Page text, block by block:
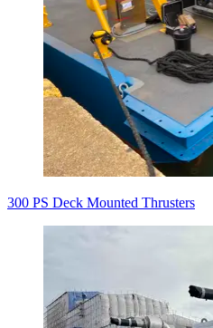
300 PS Deck Mounted Thrusters